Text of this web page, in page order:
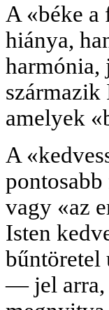
A «béke a
hiánya,
harmónia,
származik
amelyek
A
vagy «az
Isten
bűntöretel
— jel arra,